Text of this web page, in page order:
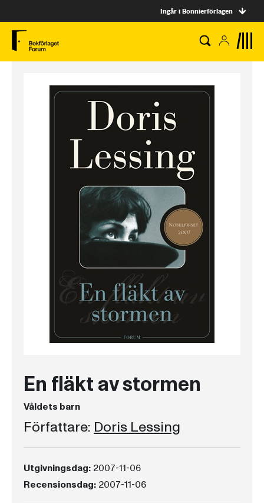
Ingår i Bonnierförlagen
En fläkt av stormen
Våldets barn
Författare: Doris Lessing
Utgivningsdag: 2007-11-06
Recensionsdag: 2007-11-06